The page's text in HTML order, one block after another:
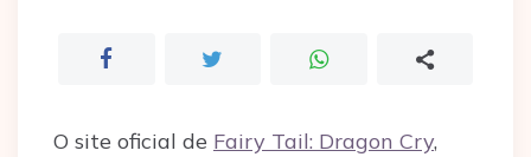
O site oficial de Fairy Tail: Dragon Cry,